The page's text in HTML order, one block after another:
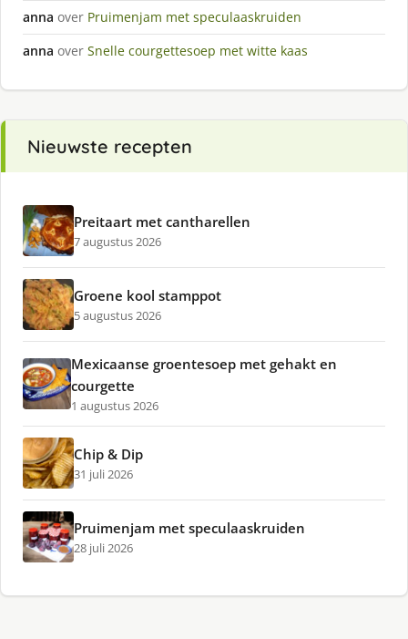
anna over Pruimenjam met speculaaskruiden
anna over Snelle courgettesoep met witte kaas
Nieuwste recepten
Preitaart met cantharellen
7 augustus 2026
Groene kool stamppot
5 augustus 2026
Mexicaanse groentesoep met gehakt en
courgette
1 augustus 2026
Chip & Dip
31 juli 2026
Pruimenjam met speculaaskruiden
28 juli 2026